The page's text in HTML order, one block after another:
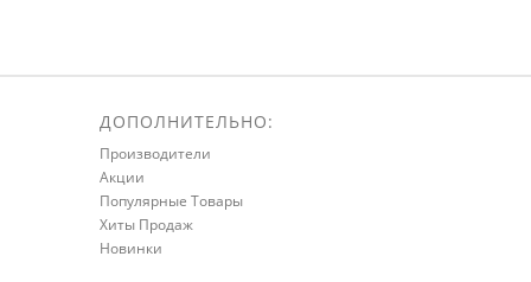
ДОПОЛНИТЕЛЬНО:
Производители
Акции
Популярные Товары
Хиты Продаж
Новинки